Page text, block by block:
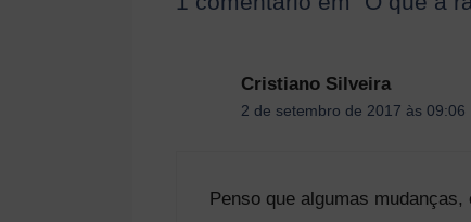
Cristiano Silveira
2 de setembro de 2017 às 09:06
Penso que algumas